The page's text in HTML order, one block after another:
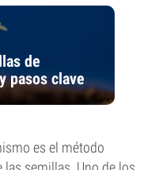
de
pasos clave
es el método